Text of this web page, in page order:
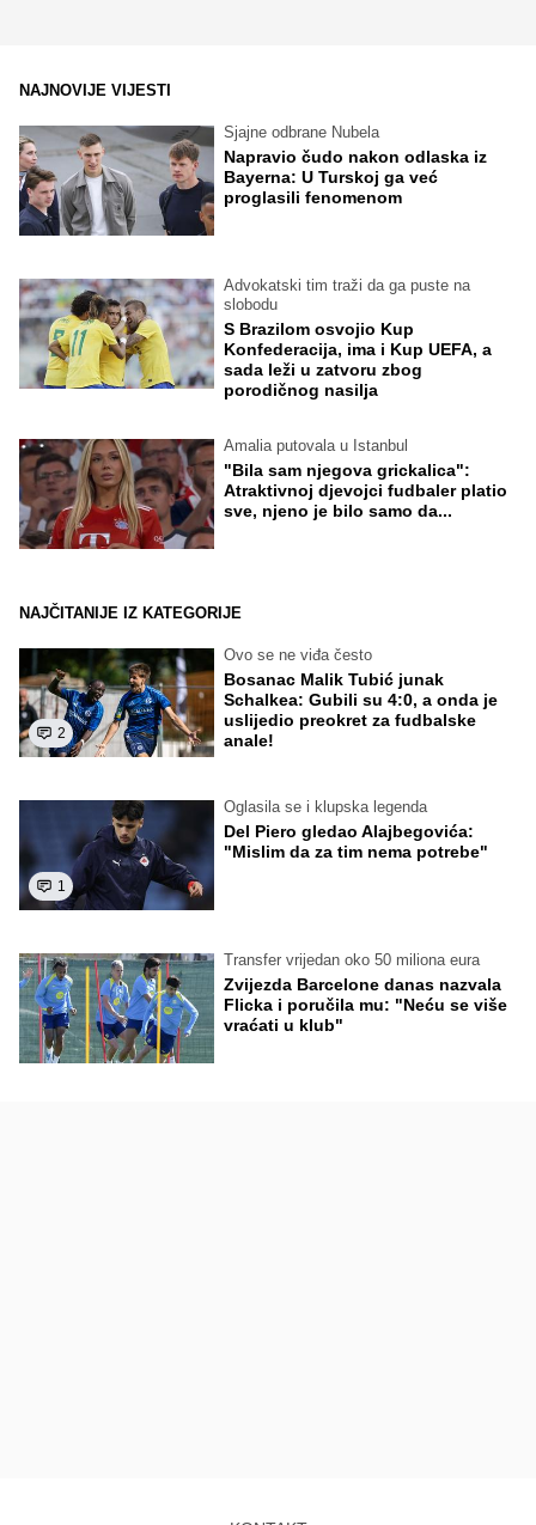
NAJNOVIJE VIJESTI
Sjajne odbrane Nubela
Napravio čudo nakon odlaska iz
Bayerna: U Turskoj ga već
proglasili fenomenom
Advokatski tim traži da ga puste na
slobodu
S Brazilom osvojio Kup
Konfederacija, ima i Kup UEFA, a
sada leži u zatvoru zbog
porodičnog nasilja
Amalia putovala u Istanbul
"Bila sam njegova grickalica":
Atraktivnoj djevojci fudbaler platio
sve, njeno je bilo samo da...
NAJČITANIJE IZ KATEGORIJE
2
Ovo se ne viđa često
Bosanac Malik Tubić junak
Schalkea: Gubili su 4:0, a onda je
uslijedio preokret za fudbalske
anale!
1
Oglasila se i klupska legenda
Del Piero gledao Alajbegovića:
"Mislim da za tim nema potrebe"
Transfer vrijedan oko 50 miliona eura
Zvijezda Barcelone danas nazvala
Flicka i poručila mu: "Neću se više
vraćati u klub"